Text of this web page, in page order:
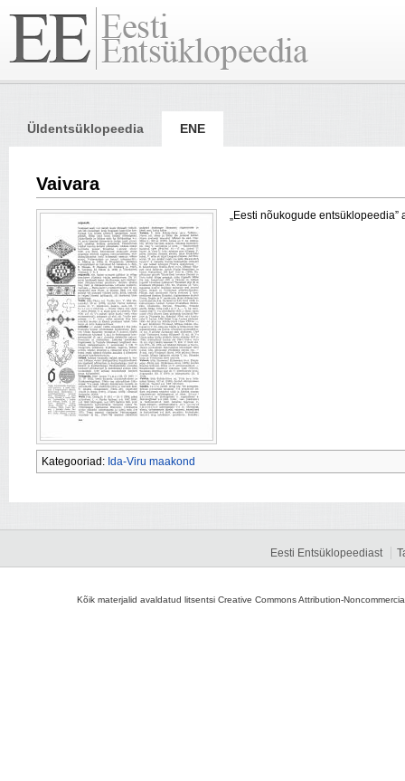
Üldentsüklopeedia ENE
Vaivara
„Eesti nõukogude
Kategooriad: Ida-Viru maakond
Eesti Entsüklopeediast
Kõik materjalid avaldatud litsentsi Creative Commons Attribution-